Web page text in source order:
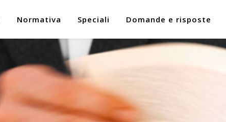
Normativa Speciali Domande e risposte